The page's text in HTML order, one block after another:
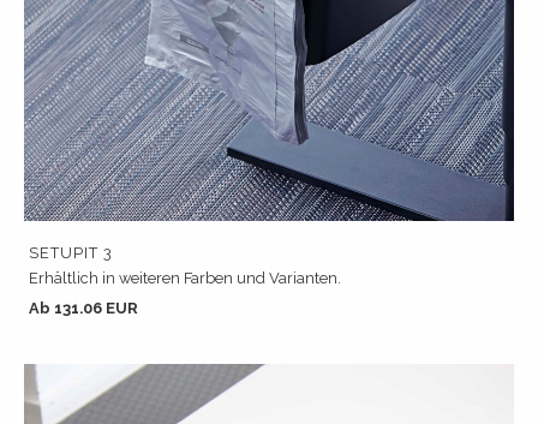
SETUPIT 3
Erhältlich in weiteren Farben und Varianten.
Ab 131.06 EUR